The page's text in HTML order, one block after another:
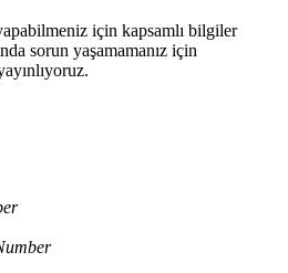
için kapsamlı bilgiler
sorun yaşamamanız için